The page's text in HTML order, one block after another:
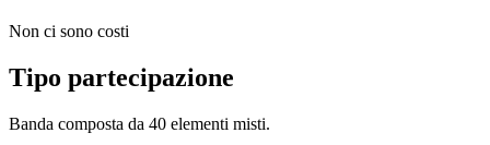
Non ci sono costi
Tipo partecipazione
Banda composta da 40 elementi misti.